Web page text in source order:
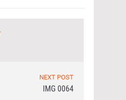
NEXT POST
IMG 0064